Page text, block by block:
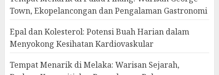
Town, Ekopelancongan dan Pengalaman Gastronomi
Epal dan Kolesterol: Potensi Buah Harian dalam
Menyokong Kesihatan Kardiovaskular
Tempat Menarik di Melaka: Warisan Sejarah,